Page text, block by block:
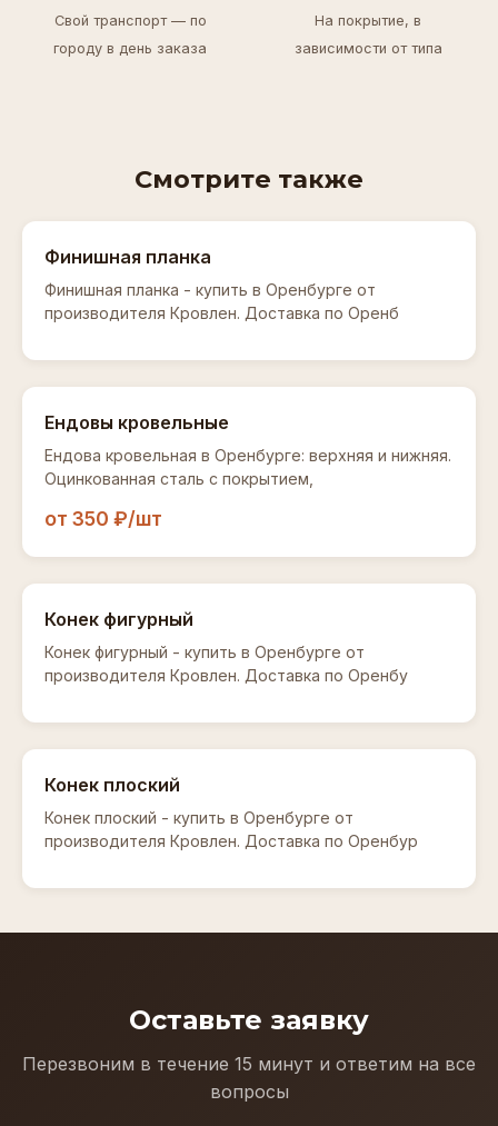
Свой транспорт — по
городу в день заказа
На покрытие, в
зависимости от типа
Смотрите также
Финишная планка
Финишная планка - купить в Оренбурге от
производителя Кровлен. Доставка по Оренб
Ендовы кровельные
Ендова кровельная в Оренбурге: верхняя и нижняя.
Оцинкованная сталь с покрытием,
от 350 ₽/шт
Конек фигурный
Конек фигурный - купить в Оренбурге от
производителя Кровлен. Доставка по Оренбу
Конек плоский
Конек плоский - купить в Оренбурге от
производителя Кровлен. Доставка по Оренбур
Оставьте заявку
Перезвоним в течение 15 минут и ответим на все
вопросы